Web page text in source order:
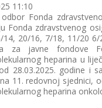
11:10
odbor Fonda
Fonda zdravstvenog
14, 20/16, 7/18, 11/20
za javne fondove
heparina u
28.03.2025. godine i
11. redovnoj sjednici,
heparina